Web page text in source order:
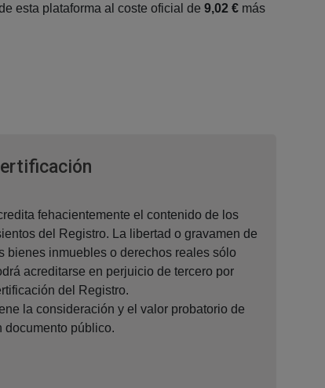
esta plataforma al coste oficial de 9,02 € más
fehacientemente el contenido de los
del Registro. La libertad o gravamen de
bienes inmuebles o derechos reales sólo
acreditarse en perjuicio de tercero por
del Registro.
la consideración y el valor probatorio de
documento público.